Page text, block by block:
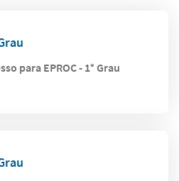
para EPROC - 1° Grau